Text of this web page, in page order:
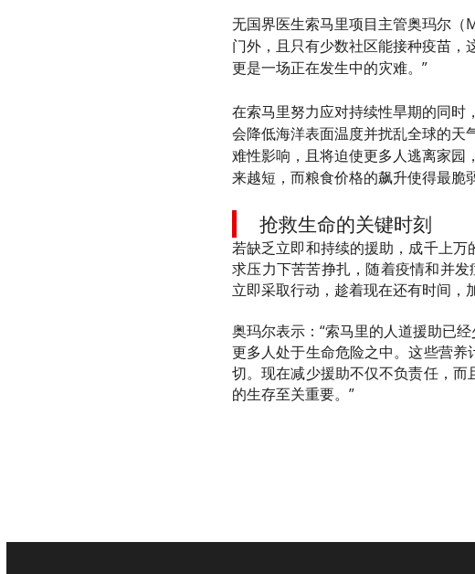
无国界医生索马里项目主管奥玛尔
门外，且只有少数社区能接种疫苗，
更是一场正在发生中的灾难。”
在索马里努力应对持续性旱期的同时
会降低海洋表面温度并扰乱全球的天
难性影响，且将迫使更多人逃离家园
来越短，而粮食价格的飙升使得最脆
抢救生命的关键时刻
若缺乏立即和持续的援助，成千上
求压力下苦苦挣扎，随着疫情和并
立即采取行动，趁着现在还有时间，
奥玛尔表示：“索马里的人道援助已
更多人处于生命危险之中。这些营
切。现在减少援助不仅不负责任，
的生存至关重要。”